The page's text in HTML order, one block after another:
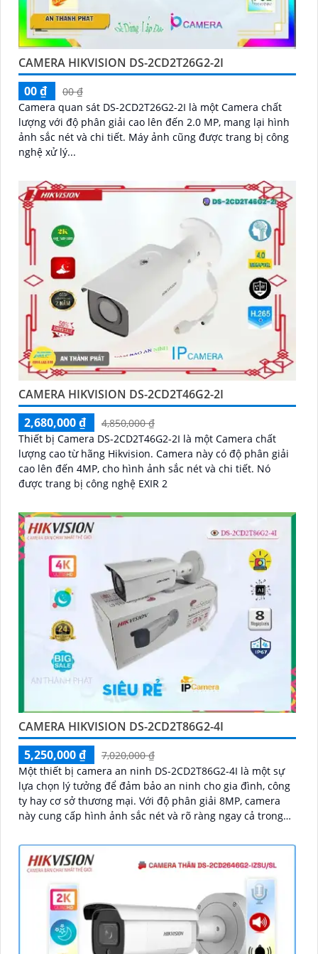
CAMERA HIKVISION DS-2CD2T26G2-2I
00 ₫
00 ₫
Camera quan sát DS-2CD2T26G2-2I là một Camera chất
lượng với độ phân giải cao lên đến 2.0 MP, mang lại hình
ảnh sắc nét và chi tiết. Máy ảnh cũng được trang bị công
nghệ xử lý...
CAMERA HIKVISION DS-2CD2T46G2-2I
2,680,000 ₫
4,850,000 ₫
Thiết bị Camera DS-2CD2T46G2-2I là một Camera chất
lượng cao từ hãng Hikvision. Camera này có độ phân giải
cao lên đến 4MP, cho hình ảnh sắc nét và chi tiết. Nó
được trang bị công nghệ EXIR 2
CAMERA HIKVISION DS-2CD2T86G2-4I
5,250,000 ₫
7,020,000 ₫
Một thiết bị camera an ninh DS-2CD2T86G2-4I là một sự
lựa chọn lý tưởng để đảm bảo an ninh cho gia đình, công
ty hay cơ sở thương mại. Với độ phân giải 8MP, camera
này cung cấp hình ảnh sắc nét và rõ ràng ngay cả trong